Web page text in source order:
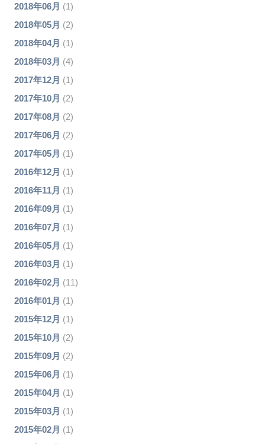
2018年06月 (1)
2018年05月 (2)
2018年04月 (1)
2018年03月 (4)
2017年12月 (1)
2017年10月 (2)
2017年08月 (2)
2017年06月 (2)
2017年05月 (1)
2016年12月 (1)
2016年11月 (1)
2016年09月 (1)
2016年07月 (1)
2016年05月 (1)
2016年03月 (1)
2016年02月 (11)
2016年01月 (1)
2015年12月 (1)
2015年10月 (2)
2015年09月 (2)
2015年06月 (1)
2015年04月 (1)
2015年03月 (1)
2015年02月 (1)